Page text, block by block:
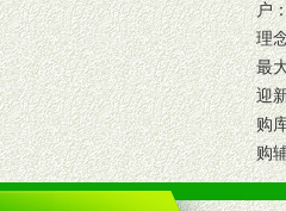
户
理
最
迎
购
购